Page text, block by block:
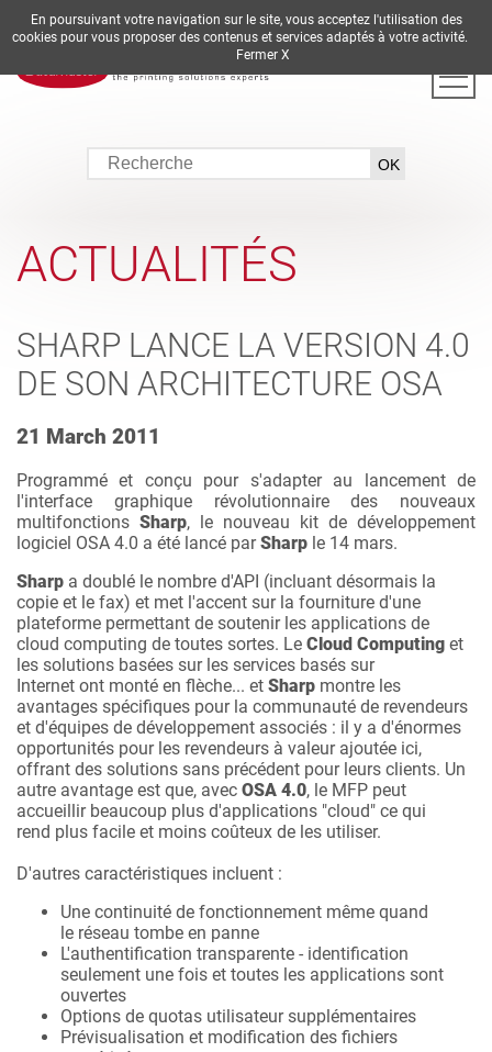
DE EN ES FR IT
ACTUALITÉS
SHARP LANCE LA VERSION 4.0
DE SON ARCHITECTURE OSA
21 March 2011
Programmé et conçu pour s'adapter au lancement de
l'interface graphique révolutionnaire des nouveaux
multifonctions Sharp, le nouveau kit de développement
logiciel OSA 4.0 a été lancé parSharp le 14 mars.
Sharp a doublé le nombre d'API (incluant désormais la
copie et le fax) et met l'accent sur la fourniture d'une
plateforme permettant de soutenir les applications de
cloud computing de toutes sortes. Le Cloud Computing et
les solutions basées sur les services basés sur
Internet ont monté en flèche... et Sharp montre les
avantages spécifiques pour la communauté de revendeurs
et d'équipes de développement associés : il y a d'énormes
opportunités pour les revendeurs à valeur ajoutée ici,
offrant des solutions sans précédent pour leurs clients. Un
autre avantage est que, avec OSA 4.0, le MFP peut
accueillir beaucoup plus d'applications "cloud" ce qui
rend plus facile et moins coûteux de les utiliser.
D'autres caractéristiques incluent :
Une continuité de fonctionnement même quand
le réseau tombe en panne
L'authentification transparente - identification
seulement une fois et toutes les applications sont
ouvertes
Options de quotas utilisateur supplémentaires
Prévisualisation et modification des fichiers
En poursuivant votre navigation sur le site, vous acceptez l'utilisation des
cookies pour vous proposer des contenus et services adaptés à votre activité.
Fermer X